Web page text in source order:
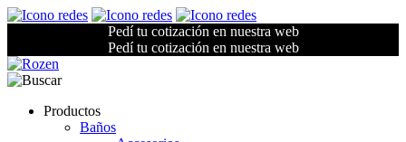
Pedí tu cotización en nuestra web
Pedí tu cotización en nuestra web
Productos
Baños